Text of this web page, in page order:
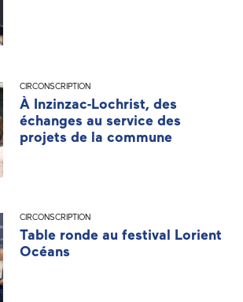
CIRCONSCRIPTION
À Inzinzac-Lochrist, des
échanges au service des
projets de la commune
CIRCONSCRIPTION
Table ronde au festival Lorient
Océans